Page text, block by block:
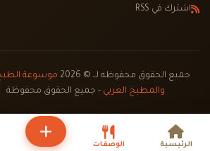
اشترك في RSS
جميع الحقوق محفوظه لــ © 2026
موسوعة
والمطبخ العربي - جميع الحقوق محفوظة
الرئيسية الوصفات